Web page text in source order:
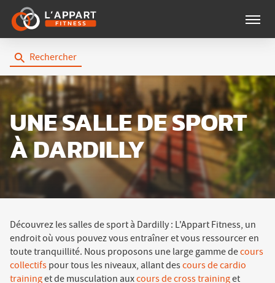
Menu
Rechercher
UNE SALLE DE SPORT
À DARDILLY
Découvrez les salles de sport à Dardilly : L'Appart Fitness, un
endroit où vous pouvez vous entraîner et vous ressourcer en
toute tranquillité. Nous proposons une large gamme decours
collectifs pour tous les niveaux, allant descours de cardio
traininget de musculation auxcours de cross traininget